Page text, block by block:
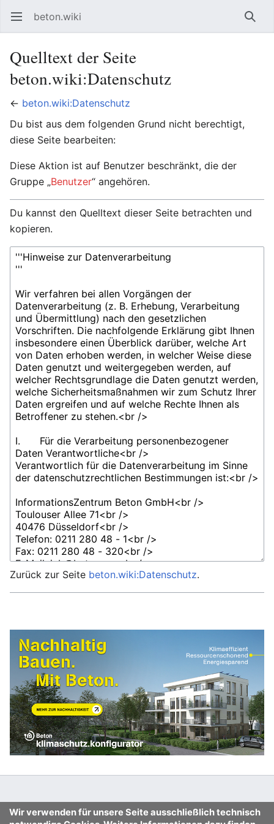
Hauptmenü öffnen beton.wiki
Quelltext der Seite
beton.wiki:Datenschutz
← beton.wiki:Datenschutz
Du bist aus dem folgenden Grund nicht berechtigt,
diese Seite bearbeiten:
Diese Aktion ist auf Benutzer beschränkt, die der
Gruppe „Benutzer“ angehören.
Du kannst den Quelltext dieser Seite betrachten und
kopieren.
Zurück zur Seite beton.wiki:Datenschutz.
Wir verwenden für unsere Seite ausschließlich technisch